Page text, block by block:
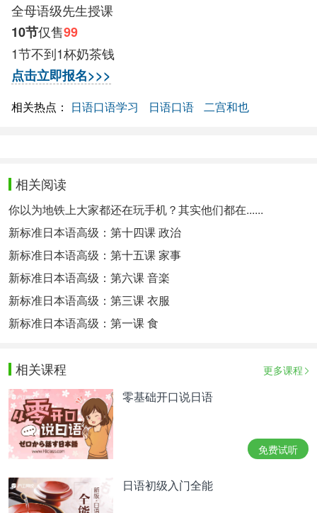
全母语级先生授课
10节仅售99
1节不到1杯奶茶钱
点击立即报名>>>
相关热点： 日语口语学习 日语口语 二宫和也
相关阅读
你以为地铁上大家都还在玩手机？其实他们都在......
新标准日本语高级：第十四课 政治
新标准日本语高级：第十五课 家事
新标准日本语高级：第六课 音楽
新标准日本语高级：第三课 衣服
新标准日本语高级：第一课 食
相关课程 更多课程
零基础开口说日语
免费试听
日语初级入门全能